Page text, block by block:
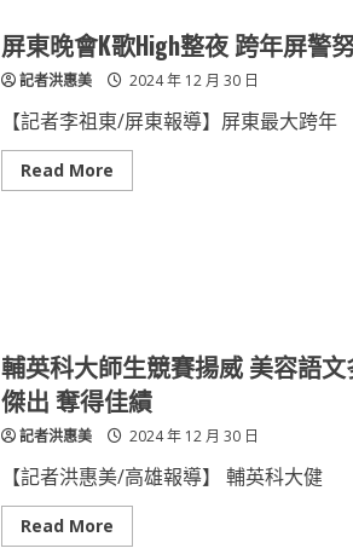
會
「OSIM
沙
發
后」
主
打
多
人
引
市
場
關
注
屏東晚會K歌High整夜 跨年屏警
記者洪惠美 2024 年 12 月 30 日
【記者李祖東/屏東報導】屏東最大跨年
Read MoreRead
more
夜
跨
年
屏
警
努
不
懈
輔英科大師生競賽揚威 美容語
傑出 奪得佳績
記者洪惠美 2024 年 12 月 30 日
【記者洪惠美/高雄報導】 輔英科大健
Read MoreRead
more